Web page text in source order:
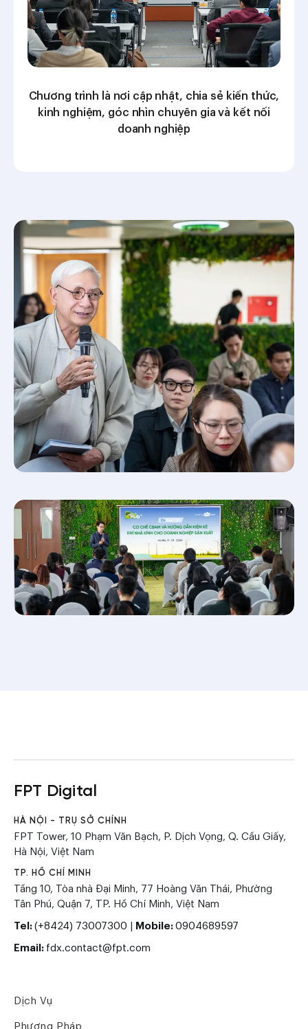
Chương trình là nơi cập nhật, chia sẻ kiến thức,
kinh nghiệm, góc nhìn chuyên gia và kết nối
doanh nghiệp
FPT Digital
HÀ NỘI - TRỤ SỞ CHÍNH
FPT Tower, 10 Phạm Văn Bạch, P. Dịch Vọng, Q. Cầu Giấy,
Hà Nội, Việt Nam
TP. HỒ CHÍ MINH
Tầng 10, Tòa nhà Đại Minh, 77 Hoàng Văn Thái, Phường
Tân Phú, Quận 7, TP. Hồ Chí Minh, Việt Nam
Tel: (+8424) 73007300 Mobile: 0904689597
Email: fdx.contact@fpt.com
Dịch Vụ
Phương Pháp